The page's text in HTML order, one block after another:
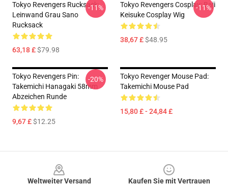
Tokyo Revengers Rucksack:
Leinwand Grau Sano
Rucksack
63,18 £$79.98
-11%
Tokyo Revengers Cosplay: Baji
Keisuke Cosplay Wig
38,67 £$48.95
-11%
Tokyo Revengers Pin:
Takemichi Hanagaki 58mm
Abzeichen Runde
9,67 £$12.25
-20%
Tokyo Revenger Mouse Pad:
Takemichi Mouse Pad
15,80 £ - 24,84 £
Weltweiter Versand
Kaufen Sie mit Vertrauen